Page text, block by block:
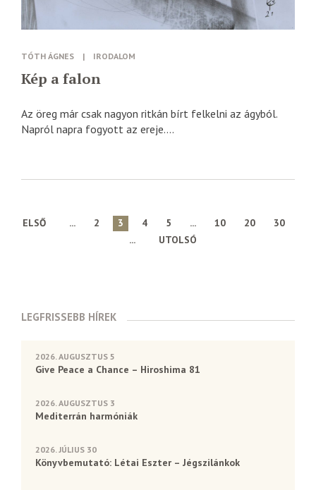
TÓTH ÁGNES | IRODALOM
Kép a falon
Az öreg már csak nagyon ritkán bírt felkelni az ágyból.
Napról napra fogyott az ereje....
ELSŐ ... 2 3 4 5 ... 10 20
30
...
UTOLSÓ
LEGFRISSEBB HÍREK
2026. AUGUSZTUS 5
Give Peace a Chance – Hiroshima 81
2026. AUGUSZTUS 3
Mediterrán harmóniák
2026. JÚLIUS 30
Könyvbemutató: Létai Eszter – Jégszilánkok